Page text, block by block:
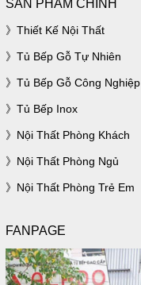
SẢN PHẨM CHÍNH
Thiết Kế Nội Thất
Tủ Bếp Gỗ Tự Nhiên
Tủ Bếp Gỗ Công Nghiệp
Tủ Bếp Inox
Nội Thất Phòng Khách
Nội Thất Phòng Ngủ
Nội Thất Phòng Trẻ Em
FANPAGE